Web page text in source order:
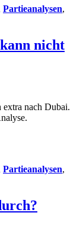
Partieanalysen,
nicht
nach Dubai.
Partieanalysen,